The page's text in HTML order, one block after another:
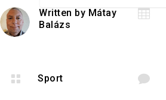
Written by Mátay
Balázs

 Sport 